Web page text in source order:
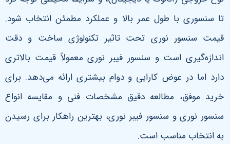
تا سنسوری با طول عمر بالا و عملکرد مطمئن انتخاب شود.
قیمت سنسور نوری تحت تاثیر تکنولوژی ساخت و دقت
اندازه‌گیری است و سنسور فیبر نوری معمولاً قیمت بالاتری
دارد اما در عوض کارایی و دوام بیشتری ارائه می‌دهد. برای
خرید موفق، مطالعه دقیق مشخصات فنی و مقایسه انواع
سنسور نوری و سنسور فیبر نوری، بهترین راهکار برای رسیدن
به انتخاب مناسب است.